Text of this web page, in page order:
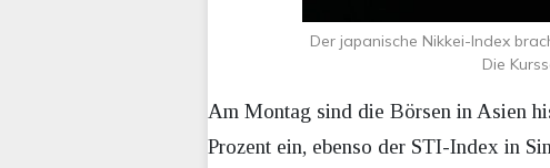
Der japanische Nikkei-Index
Die
Am Montag sind die Börsen in Asien
Prozent ein, ebenso der STI-Index in